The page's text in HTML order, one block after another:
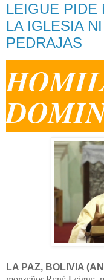
LEIGUE PIDE
LA IGLESIA
PEDRAJAS
LA PAZ, BOLIVIA